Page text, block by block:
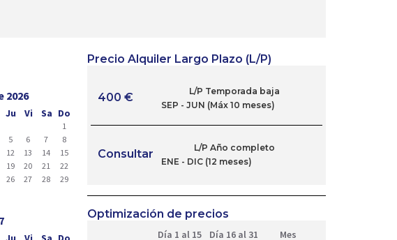
2026
Ju Vi Sa Do
1
5 6 7
8
12 13 14
15
19 20 21
22
26 27 28
29
Precio Alquiler Largo Plazo (L/P)
400 €
L/P Temporada baja
SEP - JUN (Máx 10 meses)
Consultar
L/P Año completo
ENE - DIC (12 meses)
Optimización de precios
Día 1 al 15 Día 16 al 31 Mes